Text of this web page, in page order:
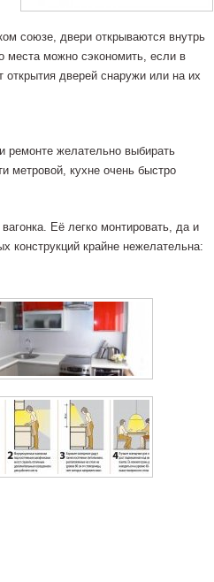
союзе, двери открываются внутрь
места можно сэкономить, если в
открытия дверей снаружи или на их
ремонте желательно выбирать
метровой, кухне очень быстро
Её легко монтировать, да и
конструкций крайне нежелательна: